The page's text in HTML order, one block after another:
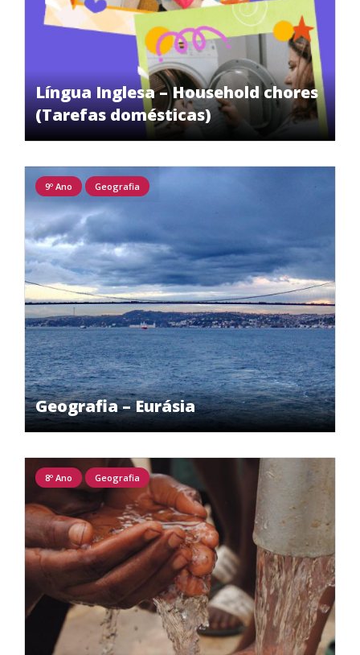
Língua Inglesa – Household chores
(Tarefas domésticas)
Geografia – Eurásia
9º Ano Geografia
8º Ano Geografia